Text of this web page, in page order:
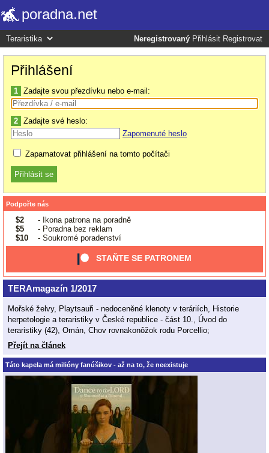
poradna.net
Neregistrovaný Přihlásit Registrovat
Přihlášení
1 Zadajte svou přezdívku nebo e-mail:
2 Zadajte své heslo:
Zapomenuté heslo
Zapamatovat přihlášení na tomto počítači
Podpořte nás
$2
- Ikona patrona na poradně
$5
- Poradna bez reklam
$10
- Soukromé poradenství
STAŇTE SE PATRONEM
TERAmagazín 1/2017
Mořské želvy, Playtsauři - nedoceněné klenoty v teráriích, Historie
herpetologie a teraristiky v České republice - část 10., Úvod do
teraristiky (42), Omán, Chov rovnakonôžok rodu Porcellio;
Přejít na článek
Táto kapela má milióny fanúšikov - až na to, že neexistuje